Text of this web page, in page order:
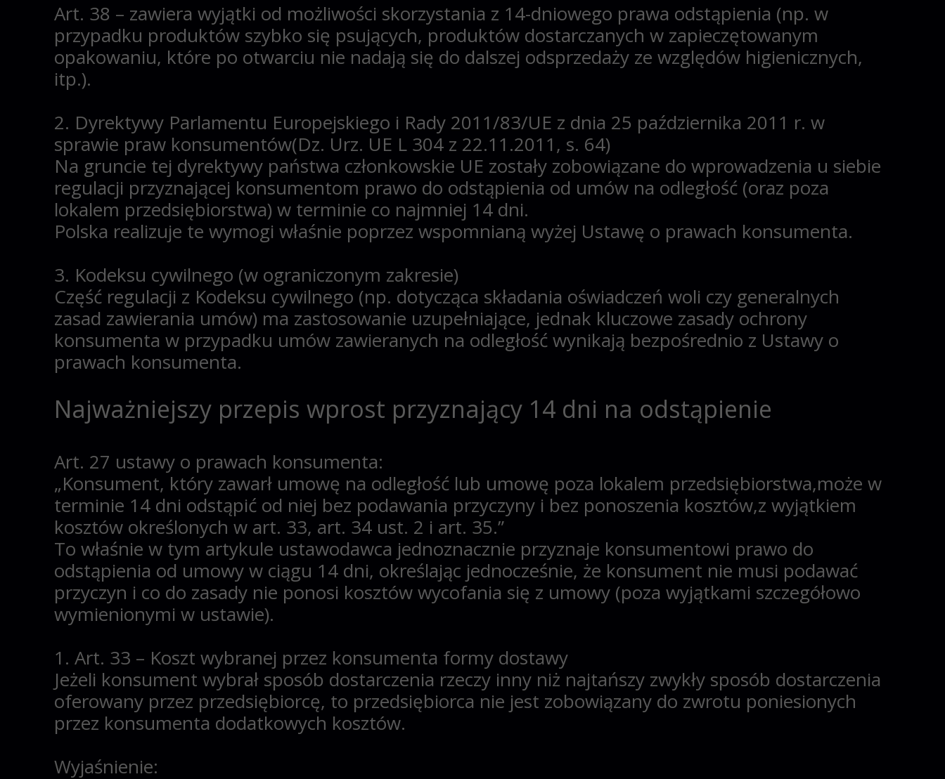
Art. 38 – zawiera wyjątki od możliwości skorzystania z 14-dniowego prawa odstąpienia (np. w
przypadku produktów szybko się psujących, produktów dostarczanych w zapieczętowanym
opakowaniu, które po otwarciu nie nadają się do dalszej odsprzedaży ze względów higienicznych,
itp.).
2. Dyrektywy Parlamentu Europejskiego i Rady 2011/83/UE z dnia 25 października 2011 r. w
sprawie praw konsumentów(Dz. Urz. UE L 304 z 22.11.2011, s. 64)
Na gruncie tej dyrektywy państwa członkowskie UE zostały zobowiązane do wprowadzenia u siebie
regulacji przyznającej konsumentom prawo do odstąpienia od umów na odległość (oraz poza
lokalem przedsiębiorstwa) w terminie co najmniej 14 dni.
Polska realizuje te wymogi właśnie poprzez wspomnianą wyżej Ustawę o prawach konsumenta.
3. Kodeksu cywilnego (w ograniczonym zakresie)
Część regulacji z Kodeksu cywilnego (np. dotycząca składania oświadczeń woli czy generalnych
zasad zawierania umów) ma zastosowanie uzupełniające, jednak kluczowe zasady ochrony
konsumenta w przypadku umów zawieranych na odległość wynikają bezpośrednio z Ustawy o
prawach konsumenta.
Najważniejszy przepis wprost przyznający 14 dni na odstąpienie
Art. 27 ustawy o prawach konsumenta:
„Konsument, który zawarł umowę na odległość lub umowę poza lokalem przedsiębiorstwa,może w
terminie 14 dni odstąpić od niej bez podawania przyczyny i bez ponoszenia kosztów,z wyjątkiem
kosztów określonych w art. 33, art. 34 ust. 2 i art. 35.”
To właśnie w tym artykule ustawodawca jednoznacznie przyznaje konsumentowi prawo do
odstąpienia od umowy w ciągu 14 dni, określając jednocześnie, że konsument nie musi podawać
przyczyn i co do zasady nie ponosi kosztówwycofania się z umowy (poza wyjątkami szczegółowo
wymienionymi w ustawie).
1. Art. 33 – Koszt wybranej przez konsumenta formy dostawy
Jeżeli konsument wybrał sposób dostarczenia rzeczy inny niż najtańszy zwykły sposób dostarczenia
oferowany przez przedsiębiorcę, to przedsiębiorca nie jest zobowiązany do zwrotu poniesionych
przez konsumenta dodatkowych kosztów.
Wyjaśnienie: